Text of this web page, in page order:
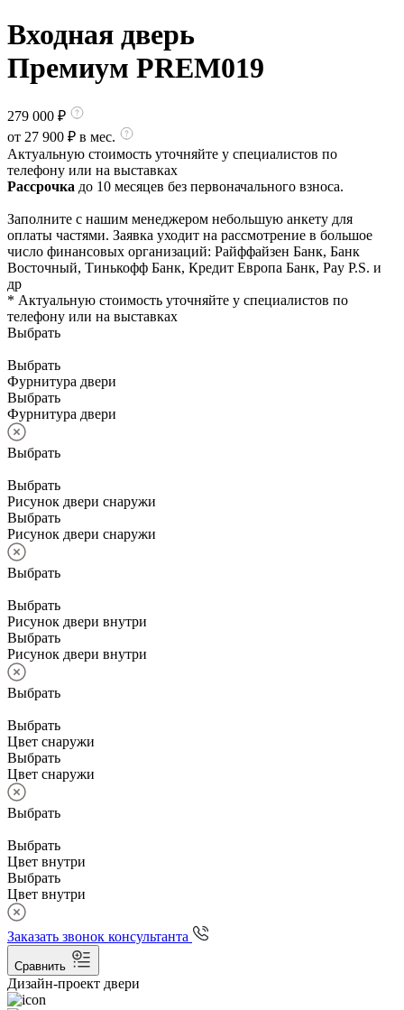
Входная дверь
Премиум PREM019
279 000 ₽
от 27 900 ₽ в мес.
Актуальную стоимость уточняйте у специалистов по
телефону или на выставках
Рассрочка до 10 месяцев без первоначального взноса.
Заполните с нашим менеджером небольшую анкету для
оплаты частями. Заявка уходит на рассмотрение в большое
число финансовых организаций: Райффайзен Банк, Банк
Восточный, Тинькофф Банк, Кредит Европа Банк, Pay P.S. и
др
* Актуальную стоимость уточняйте у специалистов по
телефону или на выставках
Выбрать
Выбрать
Фурнитура двери
Выбрать
Фурнитура двери
Выбрать
Выбрать
Рисунок двери снаружи
Выбрать
Рисунок двери снаружи
Выбрать
Выбрать
Рисунок двери внутри
Выбрать
Рисунок двери внутри
Выбрать
Выбрать
Цвет снаружи
Выбрать
Цвет снаружи
Выбрать
Выбрать
Цвет внутри
Выбрать
Цвет внутри
Заказать звонок консультанта
Сравнить
Дизайн-проект двери